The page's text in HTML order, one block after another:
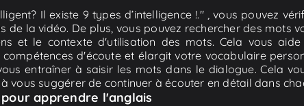
Il existe 9 types d’intelligence !." , vous pouvez
la vidéo. De plus, vous pouvez rechercher des mots
et le contexte d'utilisation des mots. Cela vous
d'écoute et élargit votre vocabulaire
entraîner à saisir les mots dans le dialogue. Cela
vous suggérer de continuer à écouter en détail dans
apprendre l'anglais